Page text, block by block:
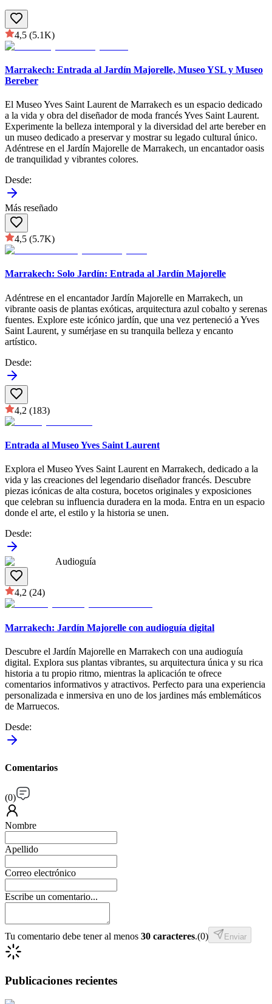
4,5 (5.1K)
Marrakech: Entrada al Jardín Majorelle, Museo YSL y Museo
Bereber
El Museo Yves Saint Laurent de Marrakech es un espacio dedicado
a la vida y obra del diseñador de moda francés Yves Saint Laurent.
Experimente la belleza intemporal y la diversidad del arte bereber en
un museo dedicado a preservar y mostrar su legado cultural único.
Adéntrese en el Jardín Majorelle de Marrakech, un encantador oasis
de tranquilidad y vibrantes colores.
Desde:
Más reseñado
4,5 (5.7K)
Marrakech: Solo Jardín: Entrada al Jardín Majorelle
Adéntrese en el encantador Jardín Majorelle en Marrakech, un
vibrante oasis de plantas exóticas, arquitectura azul cobalto y serenas
fuentes. Explore este icónico jardín, que una vez perteneció a Yves
Saint Laurent, y sumérjase en su tranquila belleza y encanto
artístico.
Desde:
4,2 (183)
Entrada al Museo Yves Saint Laurent
Explora el Museo Yves Saint Laurent en Marrakech, dedicado a la
vida y las creaciones del legendario diseñador francés. Descubre
piezas icónicas de alta costura, bocetos originales y exposiciones
que celebran su influencia duradera en la moda. Entra en un espacio
donde el arte, el estilo y la historia se unen.
Desde:
Audioguía
4,2 (24)
Marrakech: Jardín Majorelle con audioguía digital
Descubre el Jardín Majorelle en Marrakech con una audioguía
digital. Explora sus plantas vibrantes, su arquitectura única y su rica
historia a tu propio ritmo, mientras la aplicación te ofrece
comentarios informativos y atractivos. Perfecto para una experiencia
personalizada e inmersiva en uno de los jardines más emblemáticos
de Marruecos.
Desde:
Comentarios
(0)
Nombre
Apellido
Correo electrónico
Escribe un comentario...
Tu comentario debe tener al menos 30 caracteres.(0) Enviar
Publicaciones recientes